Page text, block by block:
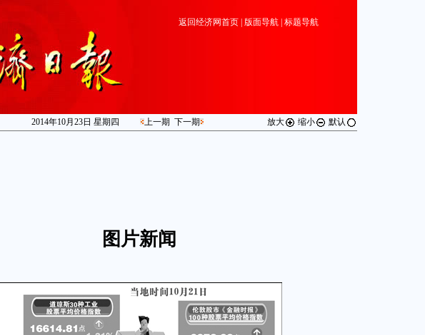
返回经济网首页| 版面导航| 标题导航
2014年10月23日 星期 四 上一期 下一期 放大 缩小 默认
图片新闻